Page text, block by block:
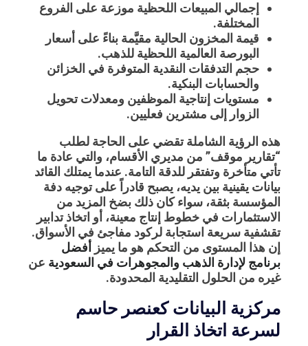
إجمالي المبيعات اللحظية موزعة على الفروع
المختلفة.
قيمة المخزون الحالية مقيَّمة بناءً على أسعار
البورصة العالمية اللحظية للذهب.
حجم التدفقات النقدية المتوفرة في الخزائن
والحسابات البنكية.
مستويات إنتاجية الموظفين ومعدلات تحويل
الزوار إلى مشترين فعليين.
هذه الرؤية الشاملة تقضي على الحاجة لطلب
“تقارير موقف” من مديري الأقسام، والتي عادة ما
تأتي متأخرة وتفتقر للدقة التامة. عندما يمتلك القائد
بيانات يقينية بين يديه، يصبح قادراً على توجيه دفة
المؤسسة بثقة، سواء كان ذلك بضخ المزيد من
الاستثمارات في خطوط إنتاج معينة، أو اتخاذ تدابير
تقشفية سريعة استجابة لركود مفاجئ في الأسواق.
إن هذا المستوى من التحكم هو ما يميز أفضل
برنامج لإدارة الذهب والمجوهرات في السعودية عن
غيره من الحلول التقليدية المحدودة.
مركزية البيانات كعنصر حاسم
لسرعة اتخاذ القرار